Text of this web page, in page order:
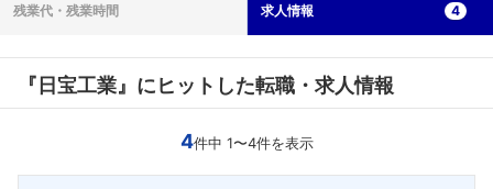
残業代・ 残業時間 求人情報 4
『日宝工業』にヒットした転職・求人情報
4件中 1〜4件を表示